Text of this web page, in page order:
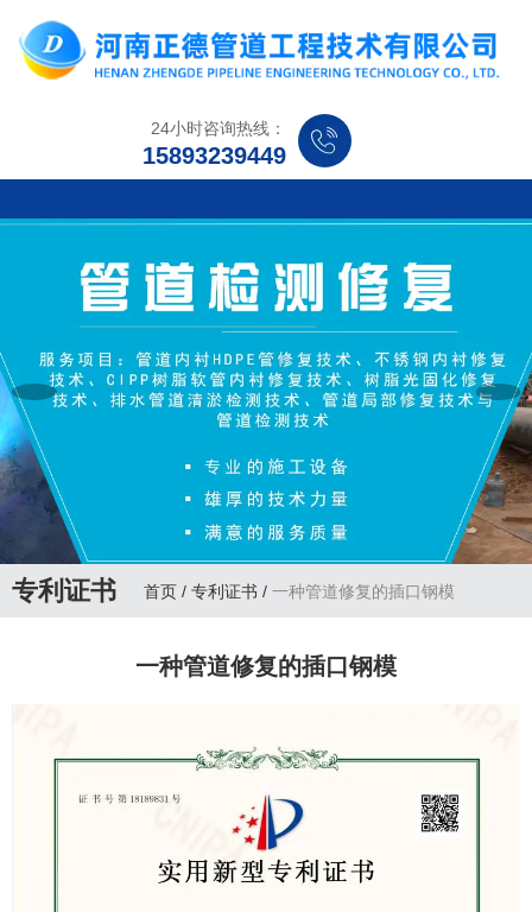
24小时咨询热线：
15893239449
专利证书 首页/专利证书 /一种管道修复的插口钢模
一种管道修复的插口钢模